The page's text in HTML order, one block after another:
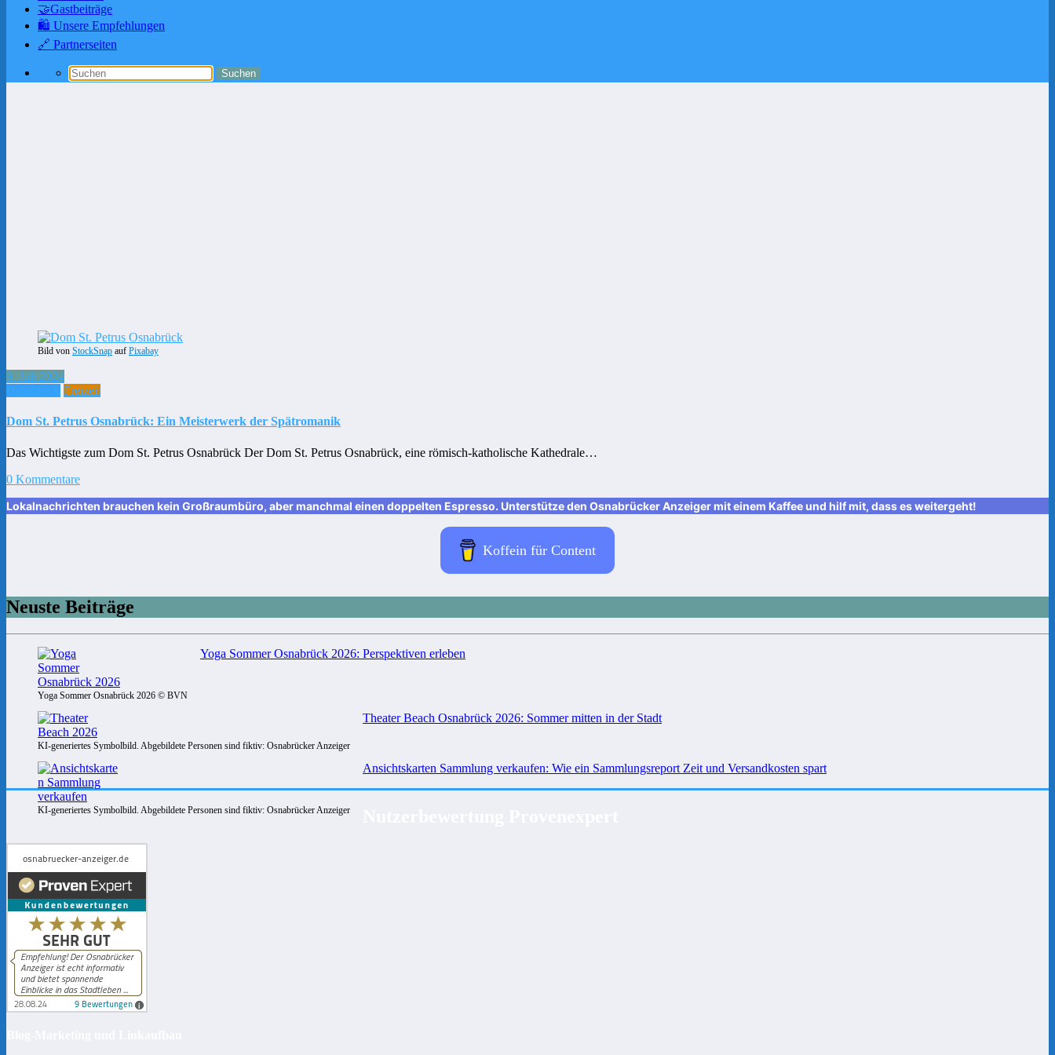
🤝Gastbeiträge
🛍️ Unsere Empfehlungen
🔗 Partnerseiten
Bild von StockSnap auf Pixabay
9. Juli 2024
Freizeit
Dom St. Petrus Osnabrück: Ein Meisterwerk der Spätromanik
Das Wichtigste zum Dom St. Petrus Osnabrück Der Dom St. Petrus Osnabrück, eine römisch-katholische Kathedrale…
0 Kommentare
Lokalnachrichten brauchen kein Großraumbüro, aber manchmal einen doppelten Espresso. Unterstütze den Osnabrücker Anzeiger mit einem Kaffee und hilf mit, dass es weitergeht!
Koffein für Content
Neuste Beiträge
Yoga Sommer Osnabrück 2026 © BVN
Yoga Sommer Osnabrück 2026: Perspektiven erleben
KI-generiertes Symbolbild. Abgebildete Personen sind fiktiv: Osnabrücker Anzeiger
Theater Beach Osnabrück 2026: Sommer mitten in der Stadt
KI-generiertes Symbolbild. Abgebildete Personen sind fiktiv: Osnabrücker Anzeiger
Ansichtskarten Sammlung verkaufen: Wie ein Sammlungsreport Zeit und Versandkosten spart